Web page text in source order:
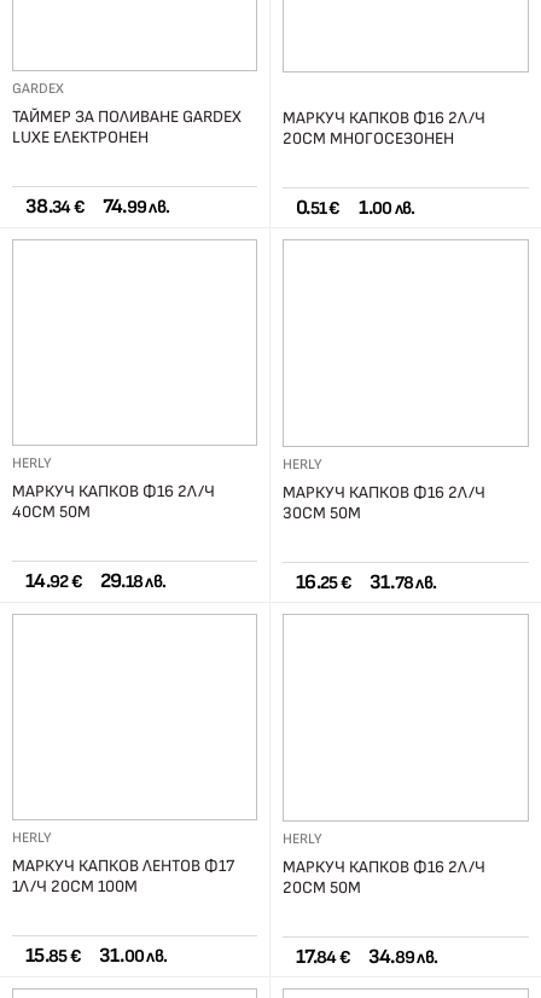
GARDEX
ТАЙМЕР ЗА ПОЛИВАНЕ GARDEX
LUXE ЕЛЕКТРОНЕН
38.34 € 74.99 лв.
МАРКУЧ КАПКОВ Ф16 2Л/Ч
20СМ МНОГОСЕЗОНЕН
0.51 € 1.00 лв.
HERLY
МАРКУЧ КАПКОВ Ф16 2Л/Ч
40СМ 50М
14.92 € 29.18 лв.
HERLY
МАРКУЧ КАПКОВ Ф16 2Л/Ч
30СМ 50М
16.25 € 31.78 лв.
HERLY
МАРКУЧ КАПКОВ ЛЕНТОВ Ф17
1Л/Ч 20СМ 100М
15.85 € 31.00 лв.
HERLY
МАРКУЧ КАПКОВ Ф16 2Л/Ч
20СМ 50М
17.84 € 34.89 лв.